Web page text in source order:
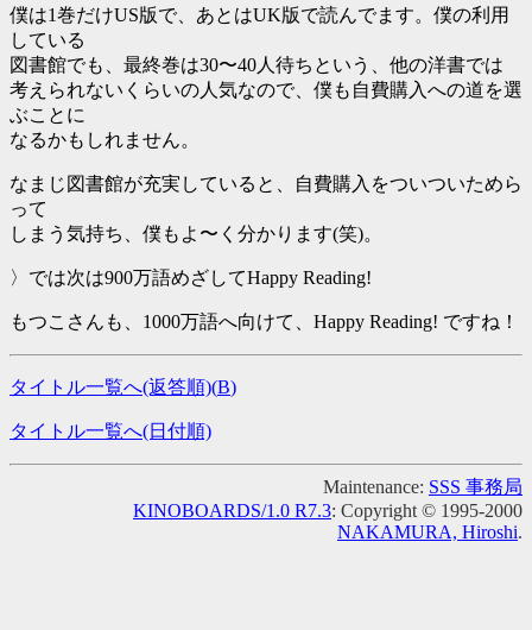
僕は1巻だけUS版で、あとはUK版で読んでます。僕の利用
している
図書館でも、最終巻は30〜40人待ちという、他の洋書では
考えられないくらいの人気なので、僕も自費購入への道を選
ぶことに
なるかもしれません。
なまじ図書館が充実していると、自費購入をついついためら
って
しまう気持ち、僕もよ〜く分かります(笑)。
〉では次は900万語めざしてHappy Reading!
もつこさんも、1000万語へ向けて、Happy Reading! ですね！
タイトル一覧へ(返答順)(B)
タイトル一覧へ(日付順)
Maintenance: SSS 事務局
KINOBOARDS/1.0 R7.3: Copyright © 1995-2000
NAKAMURA, Hiroshi.